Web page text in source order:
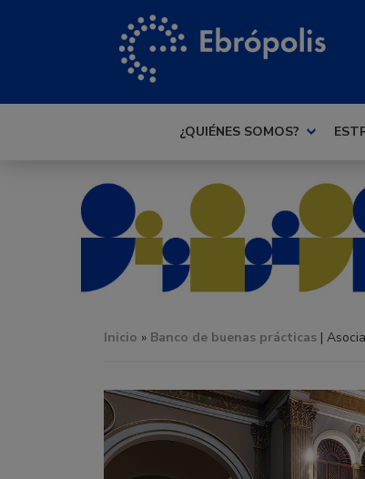
¿QUIÉNES SOMOS?
Inicio » Banco de buenas prácticas |